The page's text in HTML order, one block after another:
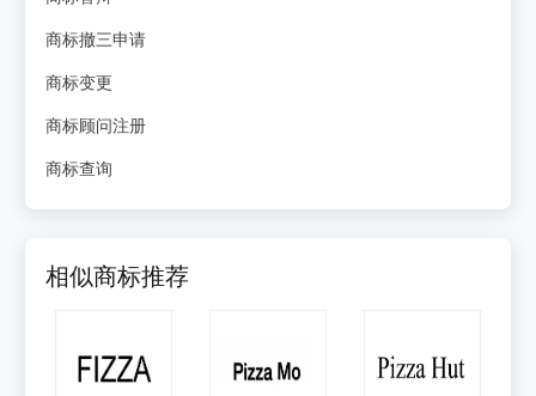
商标撤三申请
商标变更
商标顾问注册
商标查询
相似商标推荐